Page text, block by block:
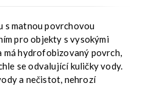
s matnou povrchovou
pro objekty s vysokými
má hydrofobizovaný povrch,
se odvalující kuličky vody.
a nečistot, nehrozí